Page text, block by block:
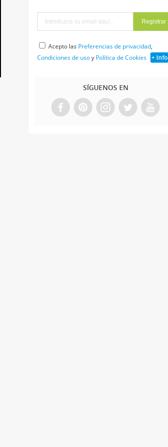
Acepto las Preferencias de privacidad,
Condiciones de usoy Política de Cookies + Info
SÍGUENOS EN